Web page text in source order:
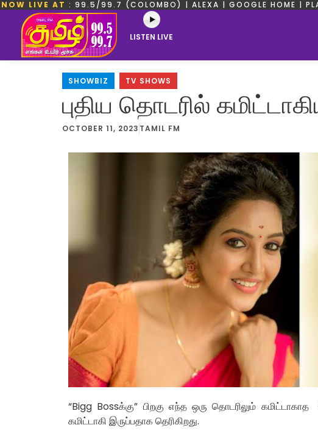
NOW LIVE AT : 99.5/99.7 (COLOMBO) | ALEXA | GOOGLE HOME |
LISTEN LIVE
SHOWBIZ TV SHOWS
புதிய தொடரில்
OCTOBER 11, 2023 TAMIL FM
“Bigg Bossக்கு” பிறகு எந்த ஒரு தொடரிலும்
கமிட்டாகி இருப்பதாக தெரிகிறது.